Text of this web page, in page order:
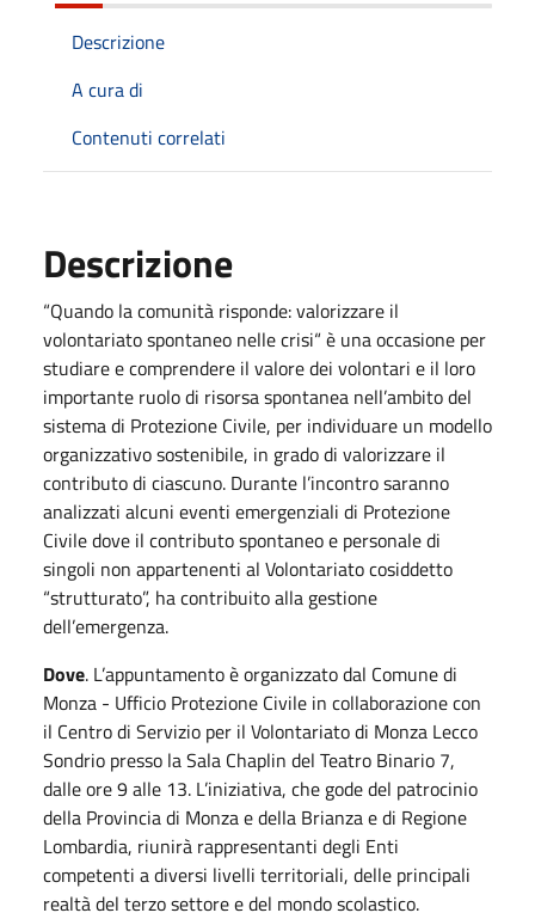
Descrizione
A cura di
Contenuti correlati
Descrizione
“Quando la comunità risponde: valorizzare il
volontariato spontaneo nelle crisi“ è una occasione per
studiare e comprendere il valore dei volontari e il loro
importante ruolo di risorsa spontanea nell’ambito del
sistema di Protezione Civile, per individuare un modello
organizzativo sostenibile, in grado di valorizzare il
contributo di ciascuno. Durante l’incontro saranno
analizzati alcuni eventi emergenziali di Protezione
Civile dove il contributo spontaneo e personale di
singoli non appartenenti al Volontariato cosiddetto
“strutturato”, ha contribuito alla gestione
dell’emergenza.
Dove. L’appuntamento è organizzato dal Comune di
Monza - Ufficio Protezione Civile in collaborazione con
il Centro di Servizio per il Volontariato di Monza Lecco
Sondrio presso la Sala Chaplin del Teatro Binario 7,
dalle ore 9 alle 13. L’iniziativa, che gode del patrocinio
della Provincia di Monza e della Brianza e di Regione
Lombardia, riunirà rappresentanti degli Enti
competenti a diversi livelli territoriali, delle principali
realtà del terzo settore e del mondo scolastico.